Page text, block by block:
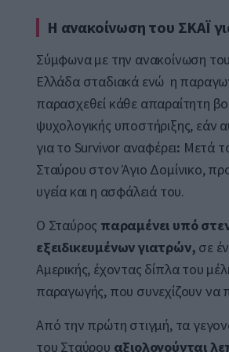
Η ανακοίνωση του ΣΚΑΪ
Σύμφωνα με την ανακοίνωση
Ελλάδα σταδιακά ενώ η
παρασχεθεί κάθε απαραίτητη
ψυχολογικής υποστήριξης, εάν
για το Survivor αναφέρει: Μετά
Σταύρου στον Άγιο Δομίνικο,
υγεία και η ασφάλειά του.
Ο Σταύρος παραμένει υπό
εξειδικευμένων γιατρών, σε
Αμερικής, έχοντας δίπλα του
παραγωγής, που συνεχίζουν να
Από την πρώτη στιγμή, τα
του Σταύρου αξιολογούνται